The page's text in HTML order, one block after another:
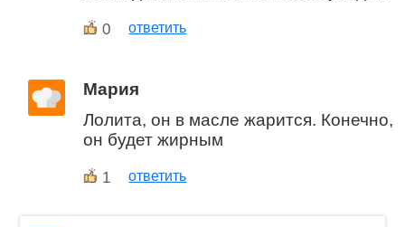
0 ответить
Мария
Лолита, он в масле жарится. Конечно,
он будет жирным
1 ответить